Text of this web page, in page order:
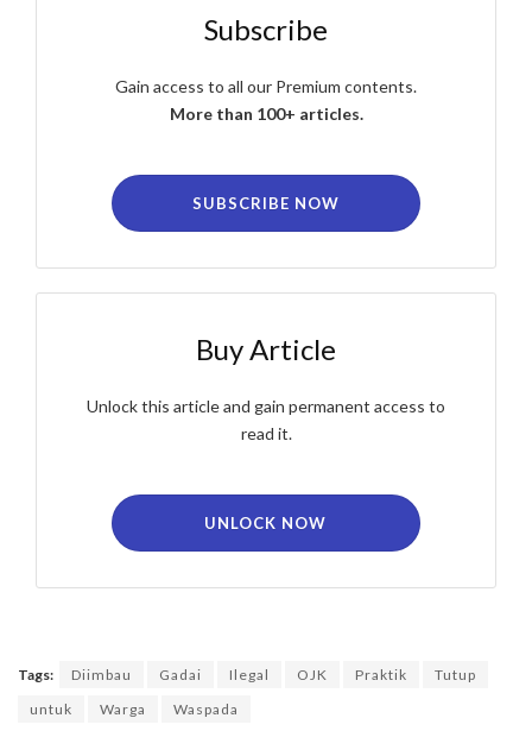
Subscribe
Gain access to all our Premium contents.
More than 100+ articles.
SUBSCRIBE NOW
Buy Article
Unlock this article and gain permanent access to
read it.
UNLOCK NOW
Tags: Diimbau Gadai Ilegal OJK Praktik
Tutup
untuk
Warga Waspada